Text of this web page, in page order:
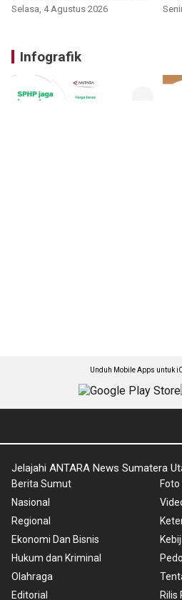
Selasa, 4 Agustus 2026
Infografik
Unduh Mobile Apps untuk
Jelajahi ANTARA News Sumatera
Berita Sumut
Nasional
Regional
Ekonomi Dan Bisnis
Hukum dan Kriminal
Olahraga
Editorial
Foto
Rilis